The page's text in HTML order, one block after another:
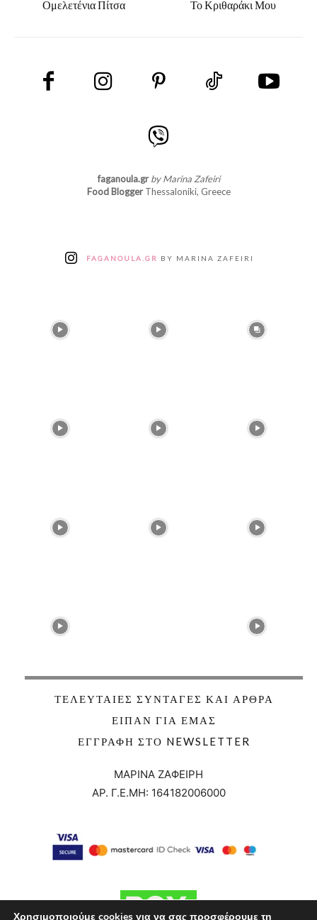
Ομελετένια Πίτσα Το Κριθαράκι Μου
faganoula.gr by Marina Zafeiri
Food BloggerThessaloniki, Greece
FAGANOULA.GR BY MARINA ZAFEIRI
ΤΕΛΕΥΤΑΊΕΣ ΣΥΝΤΑΓΈΣ ΚΑΙ ΆΡΘΡΑ
ΕΊΠΑΝ ΓΙΑ ΕΜΆΣ
ΕΓΓΡΑΦΉ ΣΤΟ NEWSLETTER
ΜΑΡΙΝΑ ΖΑΦΕΙΡΗ
ΑΡ. Γ.Ε.ΜΗ: 164182006000
Χρησιμοποιούμε cookies για να σας προσφέρουμε τη